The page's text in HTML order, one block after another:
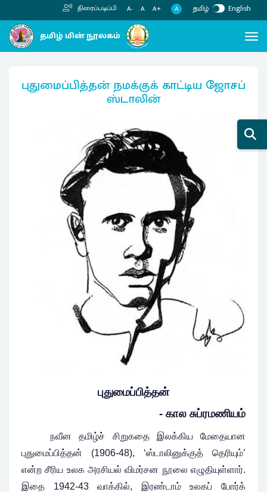
திரைப்படிப்பி A- A A+ A தமிழ் English
புதுமைப்பித்தன் நமக்குக் காட்டிய ஜோசப்
ஸ்டாலின்
புதுமைப்பித்தன்
- கால சுப்ரமணியம்
நவீன தமிழ்ச் சிறுகதை இலக்கிய மேதையான
புதுமைப்பித்தன் (1906-48), ‘ஸ்டாலினுக்குத் தெரியும்’
என்ற சீரிய உலக அரசியல் விமர்சன நூலை எழுதியுள்ளார்.
இதை 1942-43 வாக்கில், இரண்டாம் உலகப் போர்க்